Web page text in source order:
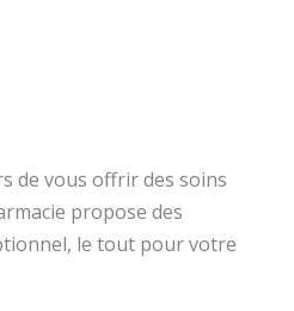
de vous offrir des soins
propose des
le tout pour votre